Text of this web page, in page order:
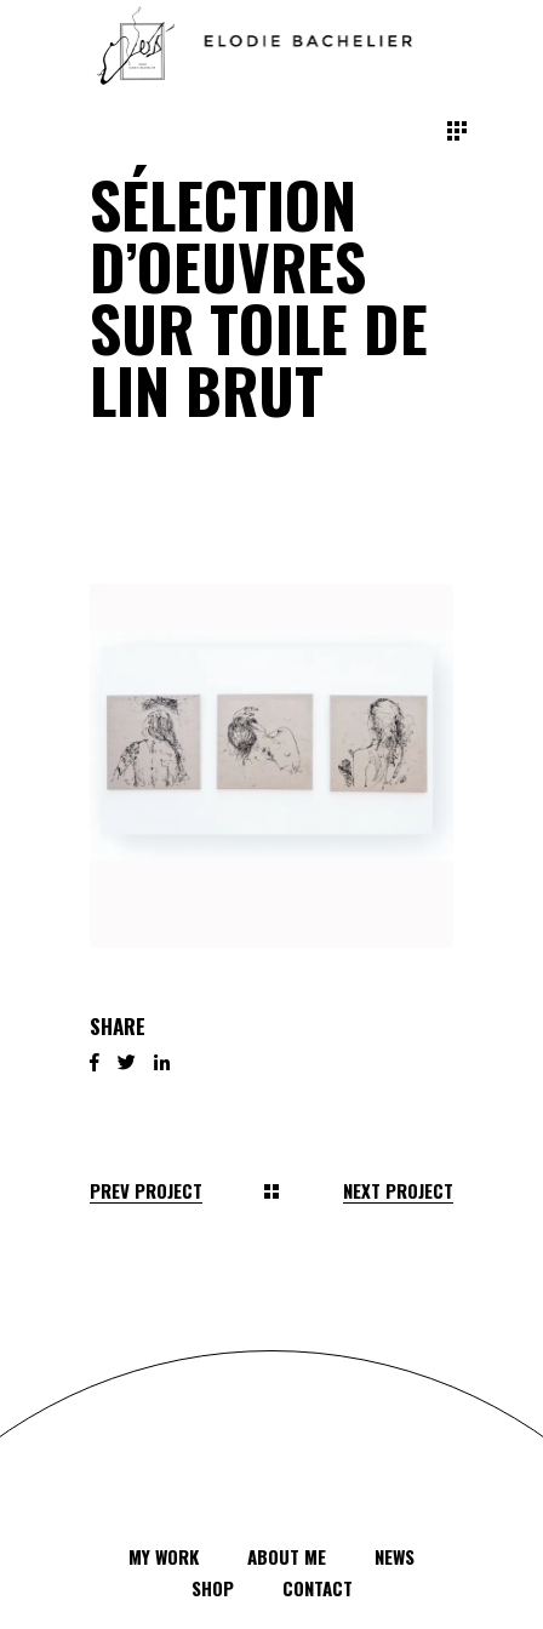
SÉLECTION
D’OEUVRES
SUR TOILE DE
LIN BRUT
SHARE
PREV PROJECT NEXT PROJECT
MY WORK ABOUT ME
NEWS
SHOP
CONTACT